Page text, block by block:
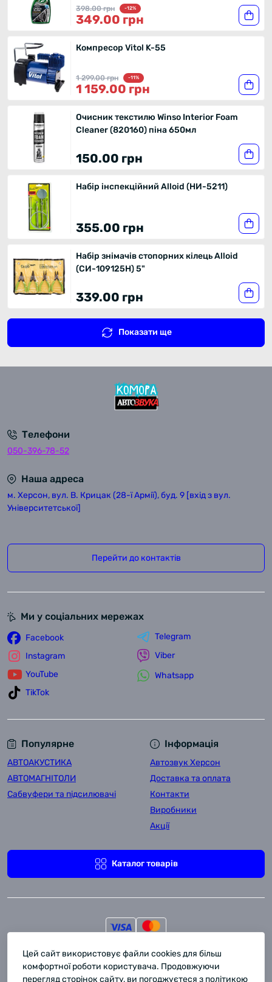
398.00 грн -12%
349.00 грн
Компресор Vitol K-55
1 299.00 грн -11%
1 159.00 грн
Очисник текстилю Winso Interior Foam
Cleaner (820160) піна 650мл
150.00 грн
Набір інспекційний Alloid (НИ-5211)
355.00 грн
Набір знімачів стопорних кілець Alloid
(СИ-109125Н) 5"
339.00 грн
Показати ще
Телефони
050-396-78-52
Наша адреса
м. Херсон, вул. В. Крицак (28-ї Армії), буд. 9 [вхід з вул.
Університетської]
Перейти до контактів
Популярне
АВТОАКУСТИКА
АВТОМАГНІТОЛИ
Сабвуфери та підсилювачі
Інформація
Автозвук Херсон
Доставка та оплата
Контакти
Виробники
Акції
Каталог товарів
Ми у соціальних мережах
Facebook
Instagram
YouTube
TikTok
Telegram
Viber
Whatsapp
Комора Автозвука © 2011-2026
Цей сайт використовує файли cookies для більш
комфортної роботи користувача. Продовжуючи
перегляд сторінок сайту, ви погоджуєтеся з політикою